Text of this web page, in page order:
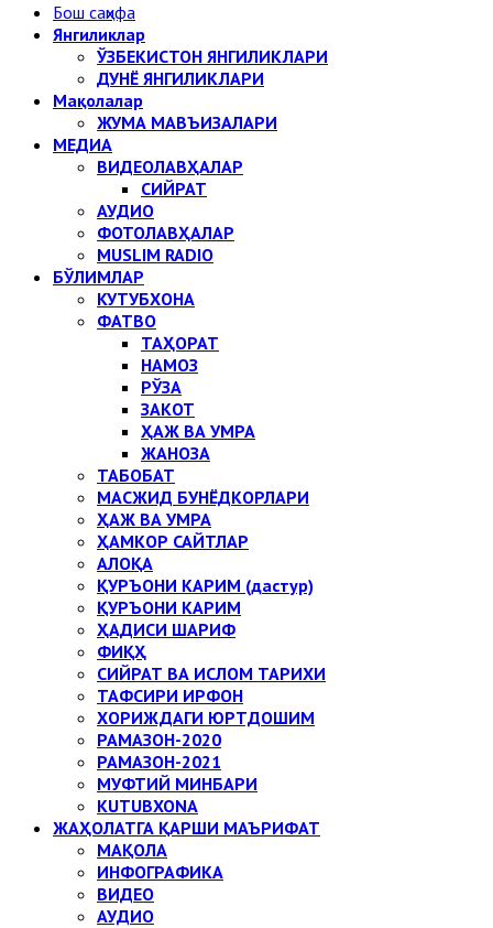
Бош саҳифа
Янгиликлар
ЎЗБЕКИСТОН ЯНГИЛИКЛАРИ
ДУНЁ ЯНГИЛИКЛАРИ
Мақолалар
ЖУМА МАВЪИЗАЛАРИ
МЕДИА
ВИДЕОЛАВҲАЛАР
СИЙРАТ
АУДИО
ФОТОЛАВҲАЛАР
MUSLIM RADIO
БЎЛИМЛАР
КУТУБХОНА
ФАТВО
ТАҲОРАТ
НАМОЗ
РЎЗА
ЗАКОТ
ҲАЖ ВА УМРА
ЖАНОЗА
ТАБОБАТ
МАСЖИД БУНЁДКОРЛАРИ
ҲАЖ ВА УМРА
ҲАМКОР САЙТЛАР
АЛОҚА
ҚУРЪОНИ КАРИМ (дастур)
ҚУРЪОНИ КАРИМ
ҲАДИСИ ШАРИФ
ФИҚҲ
СИЙРАТ ВА ИСЛОМ ТАРИХИ
ТАФСИРИ ИРФОН
ХОРИЖДАГИ ЮРТДОШИМ
РАМАЗОН-2020
РАМАЗОН-2021
МУФТИЙ МИНБАРИ
KUTUBXONA
ЖАҲОЛАТГА ҚАРШИ МАЪРИФАТ
МАҚОЛА
ИНФОГРАФИКА
ВИДЕО
АУДИО